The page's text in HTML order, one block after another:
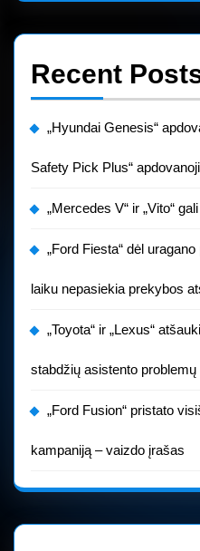
Recent
„Hyundai Genesis“
Safety Pick Plus“
„Mercedes V“ ir „Vito“
„Ford Fiesta“ dėl
laiku nepasiekia prekybos
„Toyota“ ir „Lexus“
stabdžių asistento problemų
„Ford Fusion“ pristato
kampaniją – vaizdo įrašas